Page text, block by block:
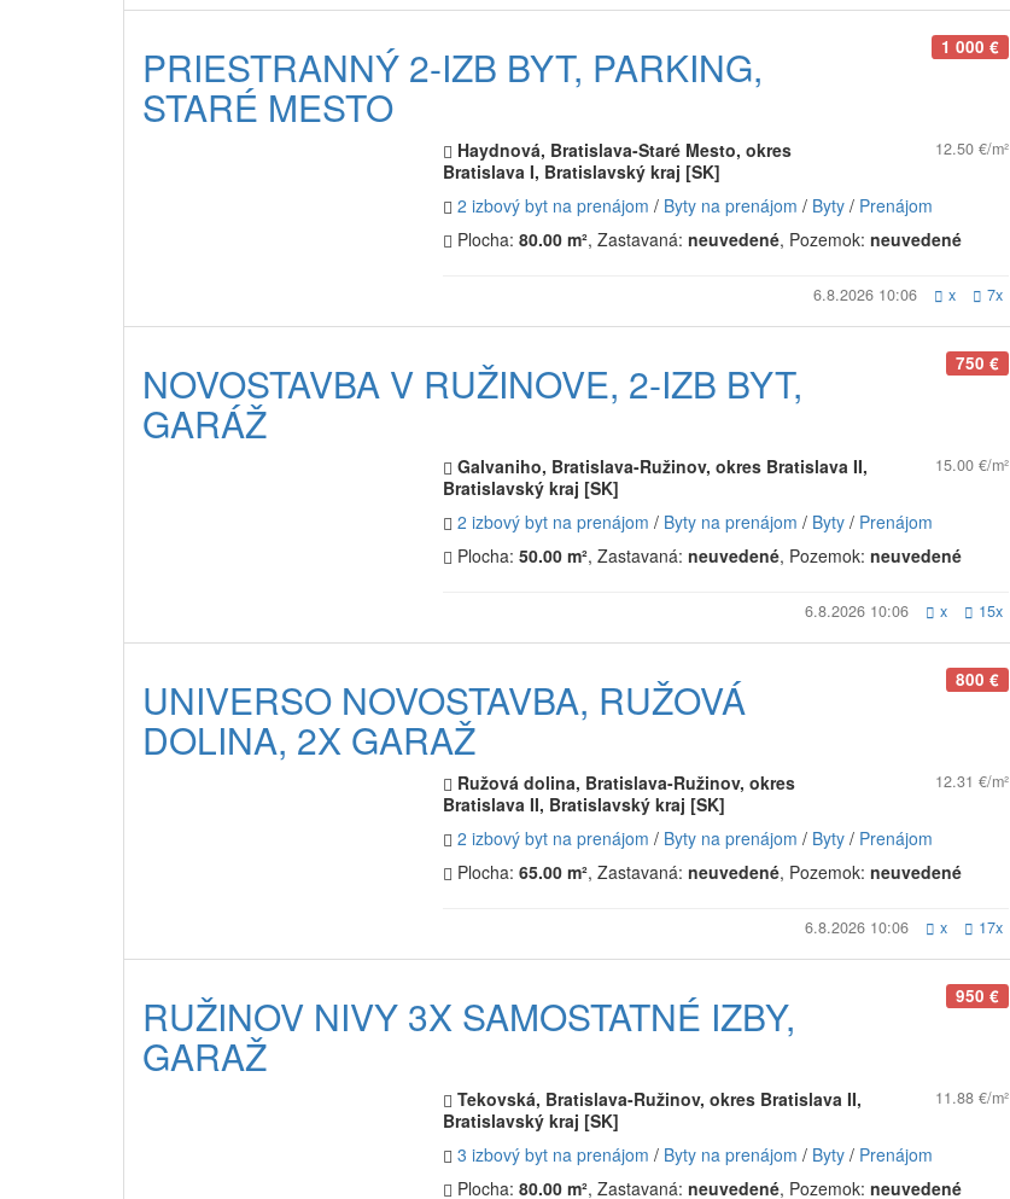
PRIESTRANNÝ 2-IZB BYT, PARKING,
STARÉ MESTO
1 000 €
Haydnová, Bratislava-Staré Mesto, okres
Bratislava I, Bratislavský kraj [SK]
12.50 €/m²
2 izbový byt na prenájom / Byty na prenájom / Byty / Prenájom
Plocha:80.00 m², Zastavaná:neuvedené, Pozemok:neuvedené
6.8.2026 10:06 x 7x
NOVOSTAVBA V RUŽINOVE, 2-IZB BYT,
GARÁŽ
750 €
Galvaniho, Bratislava-Ružinov, okres Bratislava II,
Bratislavský kraj [SK]
15.00 €/m²
2 izbový byt na prenájom / Byty na prenájom / Byty / Prenájom
Plocha:50.00 m², Zastavaná:neuvedené, Pozemok:neuvedené
6.8.2026 10:06 x 15x
UNIVERSO NOVOSTAVBA, RUŽOVÁ
DOLINA, 2X GARAŽ
800 €
Ružová dolina, Bratislava-Ružinov, okres
Bratislava II, Bratislavský kraj [SK]
12.31 €/m²
2 izbový byt na prenájom / Byty na prenájom / Byty / Prenájom
Plocha:65.00 m², Zastavaná:neuvedené, Pozemok:neuvedené
6.8.2026 10:06 x 17x
RUŽINOV NIVY 3X SAMOSTATNÉ IZBY,
GARAŽ
950 €
Tekovská, Bratislava-Ružinov, okres Bratislava II,
Bratislavský kraj [SK]
11.88 €/m²
3 izbový byt na prenájom / Byty na prenájom / Byty / Prenájom
Plocha:80.00 m², Zastavaná:neuvedené, Pozemok:neuvedené